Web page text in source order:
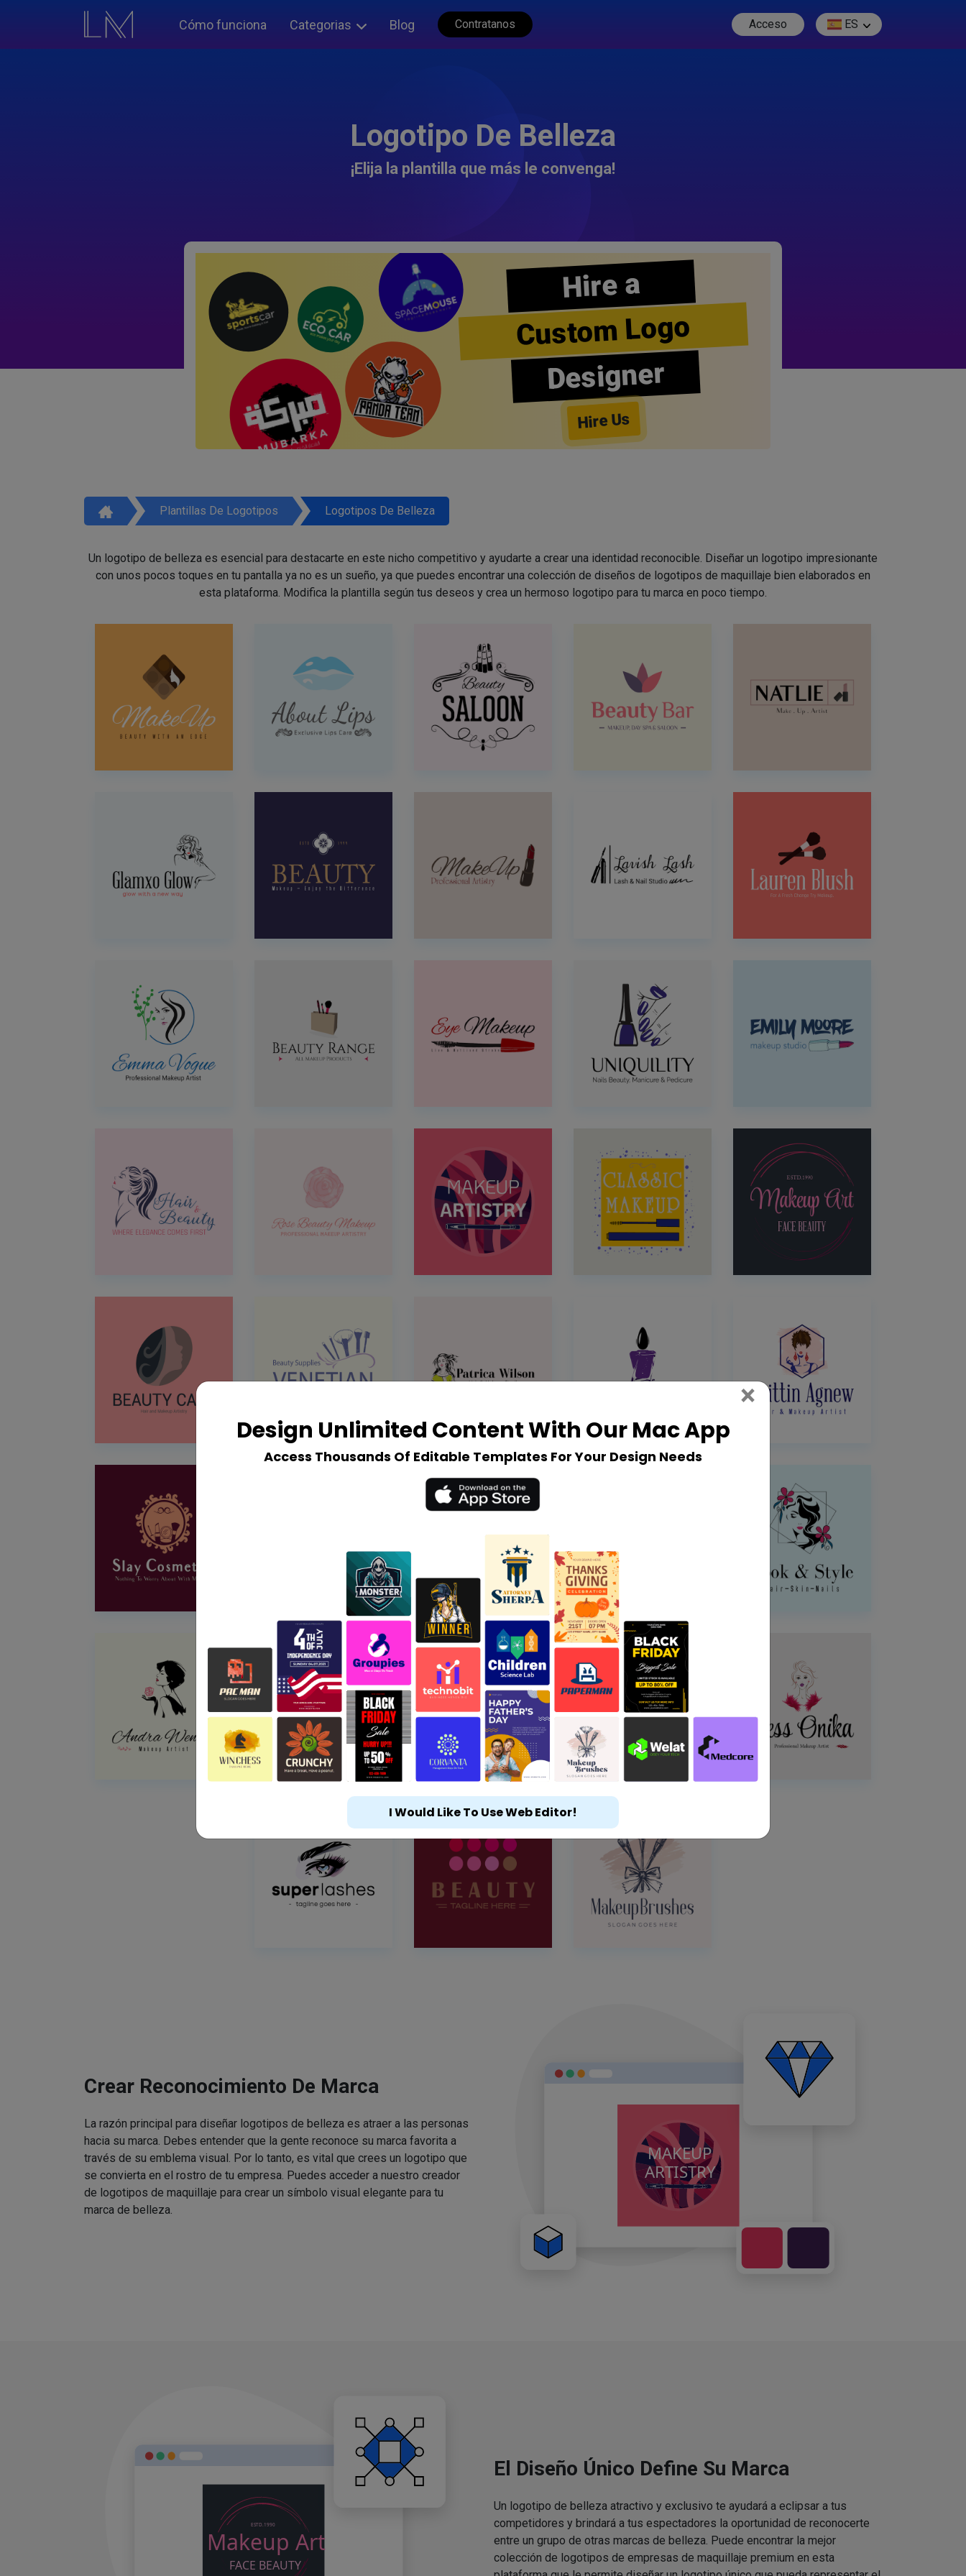
Cómo funciona Categorias Blog Contratanos Acceso ES
Logotipo De Belleza
¡Elija la plantilla que más le convenga!
Hire a
Custom Logo
Designer
Hire Us
Plantillas De Logotipos Logotipos De Belleza
Un logotipo de belleza es esencial para destacarte en este nicho competitivo y ayudarte a crear una identidad reconocible. Diseñar un logotipo impresionante
con unos pocos toques en tu pantalla ya no es un sueño, ya que puedes encontrar una colección de diseños de logotipos de maquillaje bien elaborados en
esta plataforma. Modifica la plantilla según tus deseos y crea un hermoso logotipo para tu marca en poco tiempo.
Crear Reconocimiento De Marca
La razón principal para diseñar logotipos de belleza es atraer a las personas
hacia su marca. Debes entender que la gente reconoce su marca favorita a
través de su emblema visual. Por lo tanto, es vital que crees un logotipo que
se convierta en el rostro de tu empresa. Puedes acceder a nuestro creador
de logotipos de maquillaje para crear un símbolo visual elegante para tu
marca de belleza.
El Diseño Único Define Su Marca
Un logotipo de belleza atractivo y exclusivo te ayudará a eclipsar a tus
competidores y brindará a tus espectadores la oportunidad de reconocerte
entre un grupo de otras marcas de belleza. Puede encontrar la mejor
colección de logotipos de empresas de maquillaje premium en esta
Design Unlimited Content With Our Mac App
Access Thousands Of Editable Templates For Your Design Needs
× Close
I Would Like To Use Web Editor!